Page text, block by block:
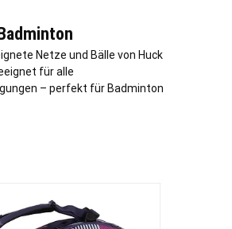
Netze und Bälle von Huck
für alle
– perfekt für Badminton